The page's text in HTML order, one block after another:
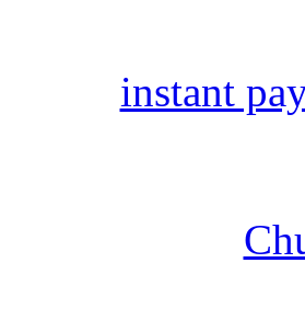
instant